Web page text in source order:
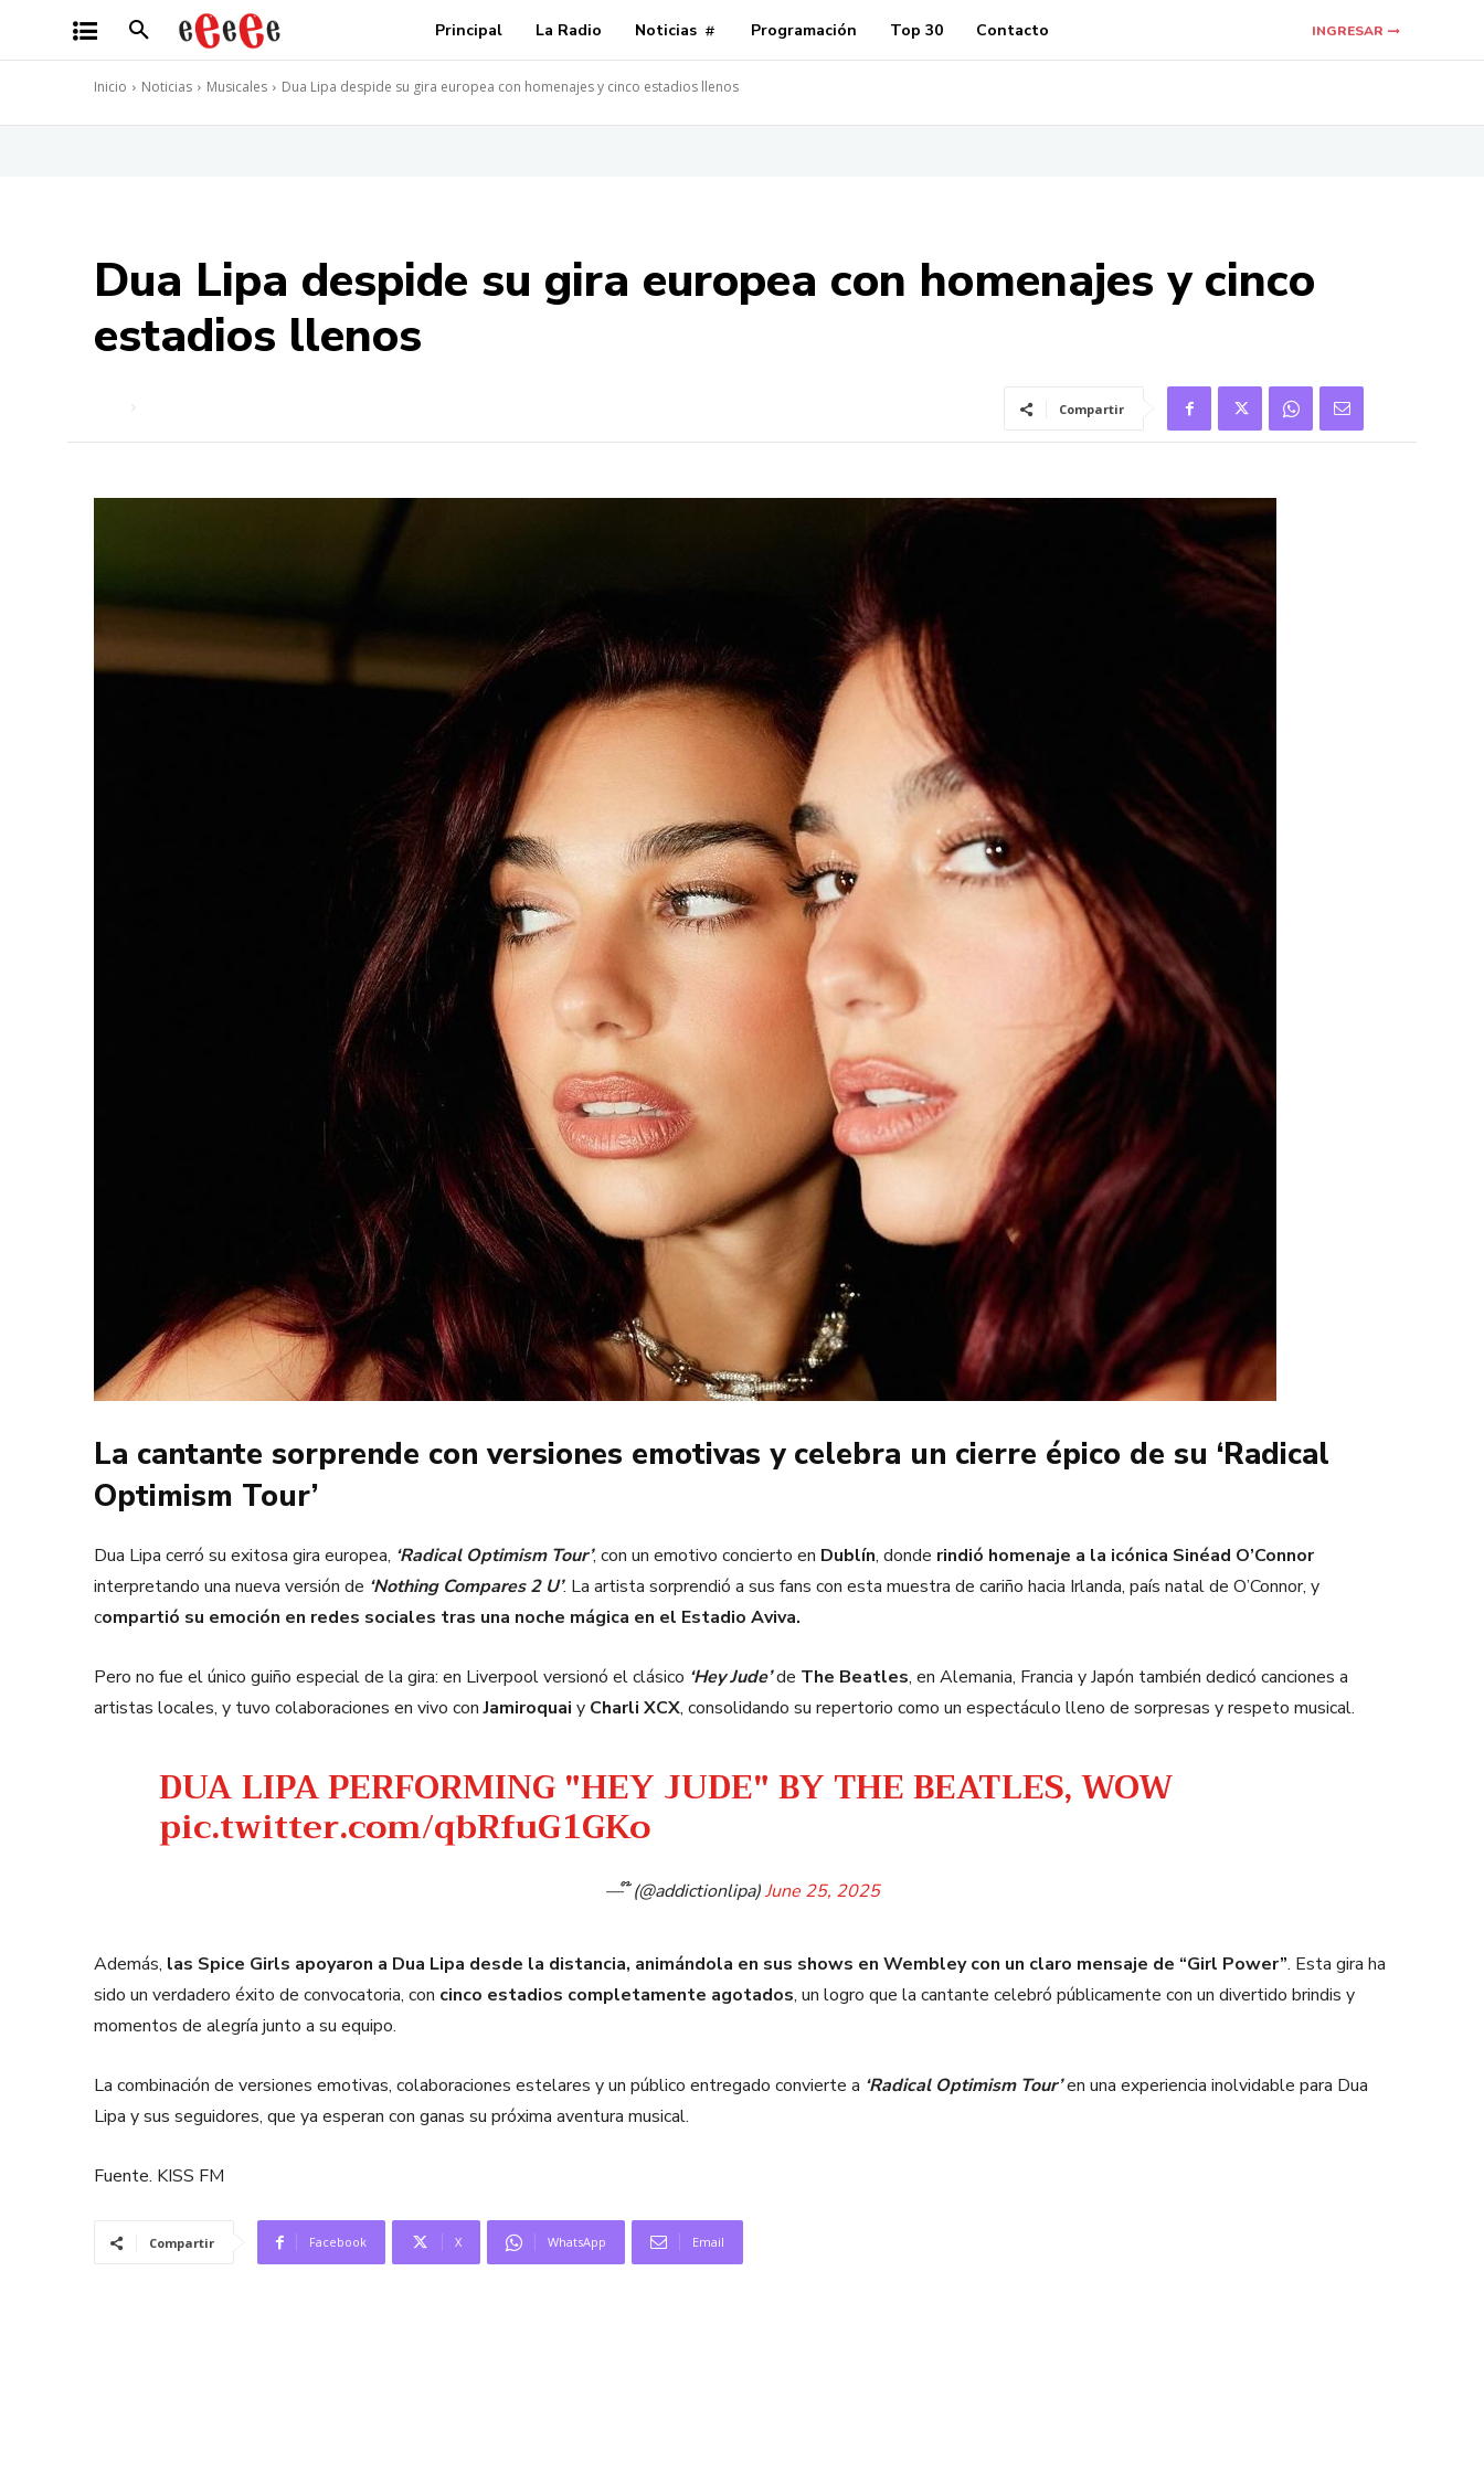
Principal La Radio Noticias Programación Top 30 Contacto INGRESAR
Inicio Noticias Musicales Dua Lipa despide su gira europea con homenajes y cinco estadios llenos
Dua Lipa despide su gira europea con homenajes y cinco
estadios llenos
Compartir
La cantante sorprende con versiones emotivas y celebra un cierre épico de su ‘Radical
Optimism Tour’
Dua Lipa cerró su exitosa gira europea, ‘Radical Optimism Tour’, con un emotivo concierto en Dublín, donde rindió homenaje a la icónica Sinéad O’Connor
interpretando una nueva versión de ‘Nothing Compares 2 U’. La artista sorprendió a sus fans con esta muestra de cariño hacia Irlanda, país natal de O’Connor, y
compartió su emoción en redes sociales tras una noche mágica en el Estadio Aviva.
Pero no fue el único guiño especial de la gira: en Liverpool versionó el clásico ‘Hey Jude’de The Beatles, en Alemania, Francia y Japón también dedicó canciones a
artistas locales, y tuvo colaboraciones en vivo conJamiroquai y Charli XCX, consolidando su repertorio como un espectáculo lleno de sorpresas y respeto musical.
DUA LIPA PERFORMING "HEY JUDE" BY THE BEATLES, WOW
pic.twitter.com/qbRfuG1GKo
— ໊ (@addictionlipa)June 25, 2025
Además, las Spice Girls apoyaron a Dua Lipa desde la distancia, animándola en sus shows en Wembley con un claro mensaje de “Girl Power”. Esta gira ha
sido un verdadero éxito de convocatoria, con cinco estadios completamente agotados, un logro que la cantante celebró públicamente con un divertido brindis y
momentos de alegría junto a su equipo.
La combinación de versiones emotivas, colaboraciones estelares y un público entregado convierte a ‘Radical Optimism Tour’en una experiencia inolvidable para Dua
Lipa y sus seguidores, que ya esperan con ganas su próxima aventura musical.
Fuente. KISS FM
Compartir Facebook X WhatsApp Email